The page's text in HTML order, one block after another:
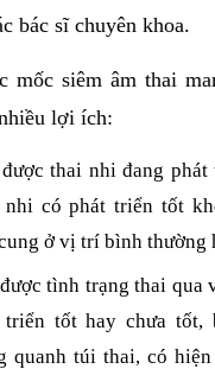
bác sĩ chuyên khoa.
mốc siêm âm thai
lợi ích:
thai nhi đang
nhi có phát triển tốt
ở vị trí bình thường
tình trạng thai qua
tốt hay chưa tốt,
quanh túi thai, có